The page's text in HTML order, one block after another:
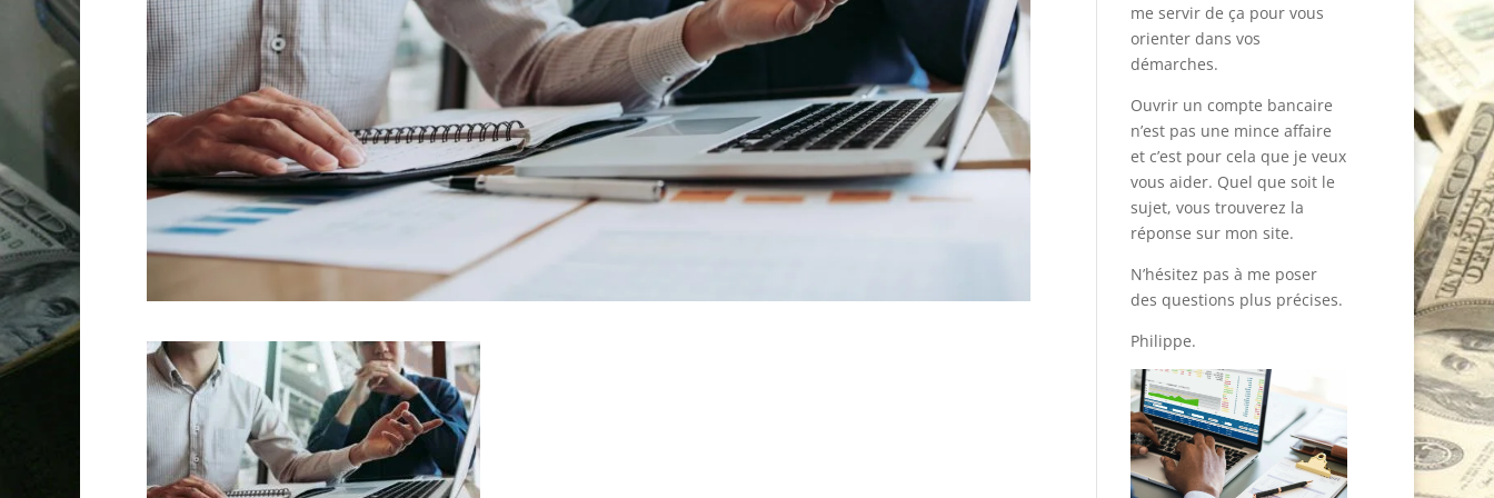
me servir de ça pour vous
orienter dans vos
démarches.
Ouvrir un compte bancaire
n’est pas une mince affaire
et c’est pour cela que je veux
vous aider. Quel que soit le
sujet, vous trouverez la
réponse sur mon site.
N’hésitez pas à me poser
des questions plus précises.
Philippe.